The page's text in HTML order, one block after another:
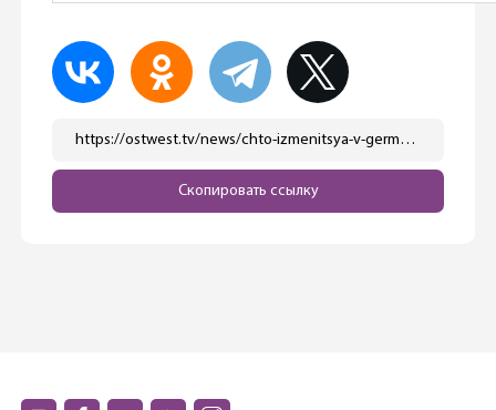
https://ostwest.tv/news/chto-izmenitsya-v-germanii-s-1-avgusta/
Скопировать ссылку